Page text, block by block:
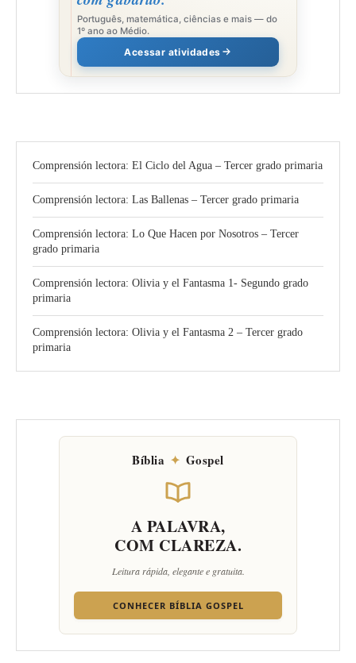
Português, matemática, ciências e mais — do
1º ano ao Médio.
Acessar atividades
Comprensión lectora: El Ciclo del Agua – Tercer grado primaria
Comprensión lectora: Las Ballenas – Tercer grado primaria
Comprensión lectora: Lo Que Hacen por Nosotros – Tercer
grado primaria
Comprensión lectora: Olivia y el Fantasma 1- Segundo grado
primaria
Comprensión lectora: Olivia y el Fantasma 2 – Tercer grado
primaria
Bíblia ✦ Gospel
A PALAVRA,
COM CLAREZA.
Leitura rápida, elegante e gratuita.
CONHECER BÍBLIA GOSPEL